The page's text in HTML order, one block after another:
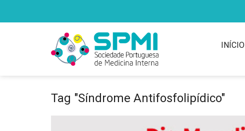
INÍCIO
Tag "Síndrome Antifosfolipídico"